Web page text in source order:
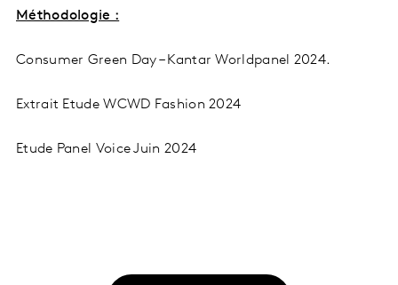
Méthodologie :
Consumer Green Day – Kantar Worldpanel 2024.
Extrait Etude WCWD Fashion 2024
Etude Panel Voice Juin 2024